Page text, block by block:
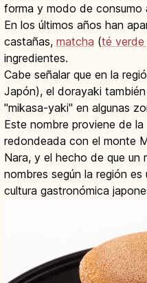
forma y modo de consumo
En los últimos años han
castañas, matcha (té verde
ingredientes.
Cabe señalar que en la
Japón), el dorayaki
"mikasa-yaki" en algunas
Este nombre proviene de
redondeada con el monte
Nara, y el hecho de que un
nombres según la región
cultura gastronómica